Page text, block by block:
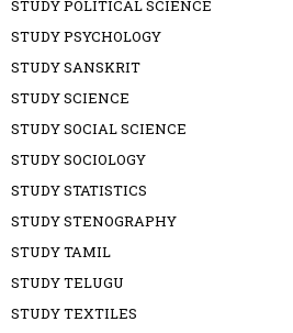
STUDY POLITICAL SCIENCE
STUDY PSYCHOLOGY
STUDY SANSKRIT
STUDY SCIENCE
STUDY SOCIAL SCIENCE
STUDY SOCIOLOGY
STUDY STATISTICS
STUDY STENOGRAPHY
STUDY TAMIL
STUDY TELUGU
STUDY TEXTILES